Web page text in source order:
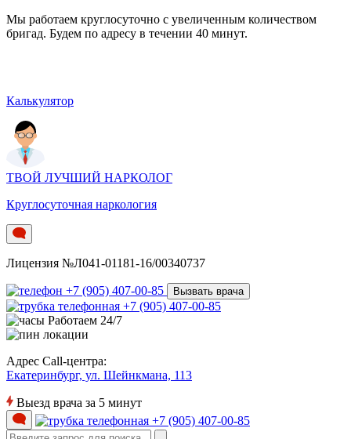
Мы работаем круглосуточно c увеличенным количеством
бригад. Будем по адресу в течении 40 минут.
Калькулятор
ТВОЙ ЛУЧШИЙ НАРКОЛОГ
Круглосуточная наркология
Лицензия №Л041-01181-16/00340737
+7 (905) 407-00-85 Вызвать врача
+7 (905) 407-00-85
Работаем 24/7
Адрес Call-центра:
Екатеринбург, ул. Шейнкмана, 113
Выезд врача за 5 минут
+7 (905) 407-00-85